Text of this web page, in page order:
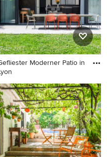
Moderner Patio in
Moderner Patio in